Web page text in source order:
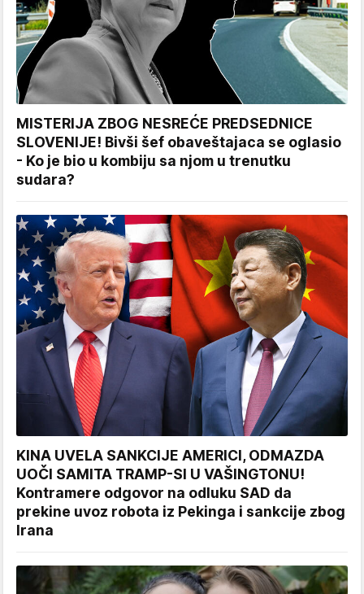
MISTERIJA ZBOG NESREĆE PREDSEDNICE
SLOVENIJE! Bivši šef obaveštajaca se oglasio
- Ko je bio u kombiju sa njom u trenutku
sudara?
KINA UVELA SANKCIJE AMERICI, ODMAZDA
UOČI SAMITA TRAMP-SI U VAŠINGTONU!
Kontramere odgovor na odluku SAD da
prekine uvoz robota iz Pekinga i sankcije zbog
Irana